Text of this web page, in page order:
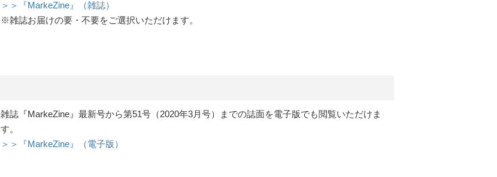
＞＞『MarkeZine』（雑誌）
※雑誌お届けの要・不要をご選択いただけます。
雑誌『MarkeZine』最新号から第51号（2020年3月号）までの誌面を電子版でも閲覧いただけま
す。
＞＞『MarkeZine』（電子版）